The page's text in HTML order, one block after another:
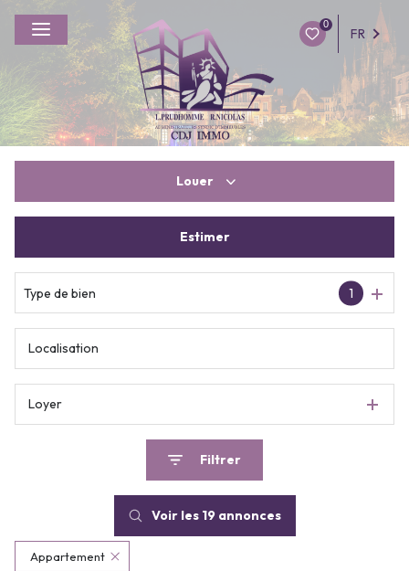
0
FR
Louer
Estimer
Type de bien 1
Loyer
Filtrer
Voir les 19annonces
Appartement